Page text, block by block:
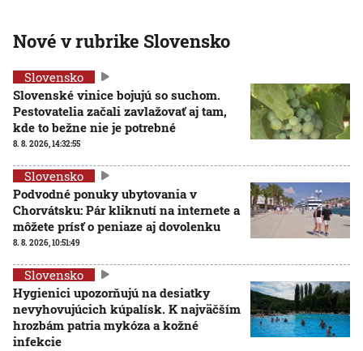
Nové v rubrike Slovensko
Slovensko
Slovenské vinice bojujú so suchom.
Pestovatelia začali zavlažovať aj tam,
kde to bežne nie je potrebné
8. 8. 2026, 14:32:55
Slovensko
Podvodné ponuky ubytovania v
Chorvátsku: Pár kliknutí na internete a
môžete prísť o peniaze aj dovolenku
8. 8. 2026, 10:51:49
Slovensko
Hygienici upozorňujú na desiatky
nevyhovujúcich kúpalísk. K najväčším
hrozbám patria mykóza a kožné
infekcie